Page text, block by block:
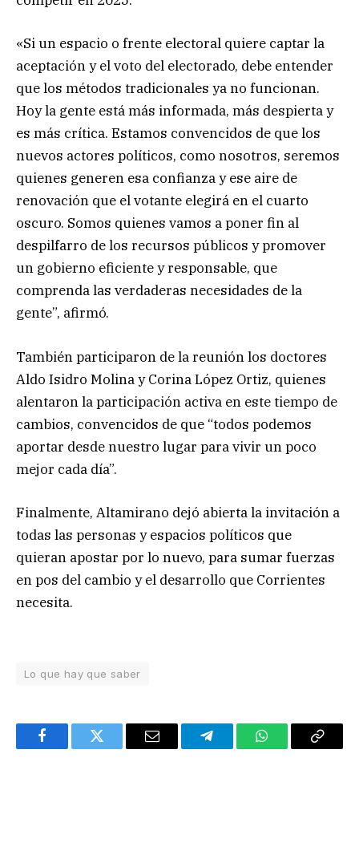
«Si un espacio o frente electoral quiere captar la
aceptación y el voto del electorado, debe entender
que los métodos tradicionales ya no funcionan.
Hoy la gente está más informada, más despierta y
es más crítica. Estamos convencidos de que los
nuevos actores políticos, como nosotros, seremos
quienes generen esa confianza y ese aire de
renovación que el votante elegirá en el cuarto
oscuro. Somos quienes vamos a poner fin al
despilfarro de los recursos públicos y promover
un gobierno eficiente y responsable, que
comprenda las verdaderas necesidades de la
gente”, afirmó.
También participaron de la reunión los doctores
Aldo Isidro Molina y Corina López Ortiz, quienes
alentaron la participación activa en este tiempo de
cambios, convencidos de que “todos podemos
aportar desde nuestro lugar para vivir un poco
mejor cada día”.
Finalmente, Altamirano dejó abierta la invitación a
todas las personas y espacios políticos que
quieran apostar por lo nuevo, para sumar fuerzas
en pos del cambio y el desarrollo que Corrientes
necesita.
Lo que hay que saber
FacebookTwitter Email TelegramWhatsAppCopy